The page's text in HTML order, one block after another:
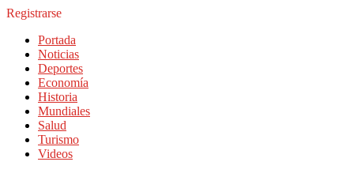
Registrarse
Portada
Noticias
Deportes
Economía
Historia
Mundiales
Salud
Turismo
Videos